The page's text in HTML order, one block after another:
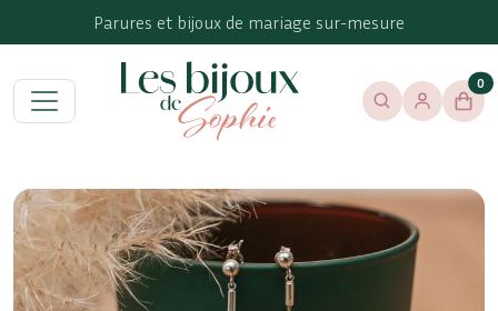
Parures et bijoux de mariage sur-mesure
Menu
Les Bijoux de Sophie
Rechercher
Se
0